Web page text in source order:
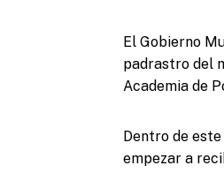
El Gobierno
padrastro del
Academia de
Dentro de
empezar a